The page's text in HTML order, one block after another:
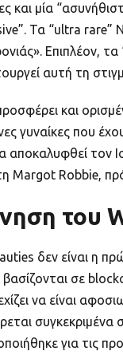
και μία
Τα “ultra
Επιπλέον,
αυτή τη
και
γυναίκες που
αποκαλυφθεί τον
Robbie,
του
δεν είναι η
σε
να είναι
για τις